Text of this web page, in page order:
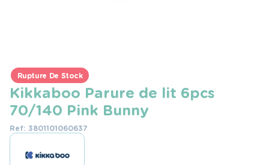
Rupture De Stock
Kikkaboo Parure de lit 6pcs
70/140 Pink Bunny
Ref: 3801101060637